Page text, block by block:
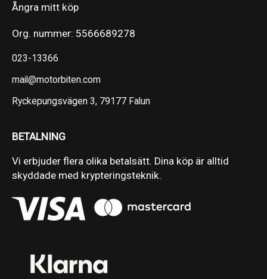
Ångra mitt köp
Org. nummer: 5566689278
023-13366
mail@motorbiten.com
Ryckepungsvägen 3, 79177 Falun
BETALNING
Vi erbjuder flera olika betalsätt. Dina köp är alltid
skyddade med krypteringsteknik.